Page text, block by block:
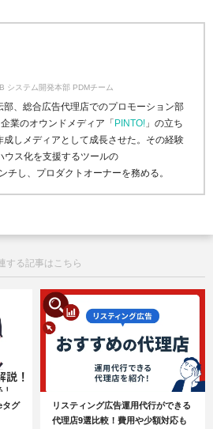
システム開発本部 PDMチーム
、総合広告代理店でのプロモーション部
業のオウンドメディア「PINTO! 」の立ち
成しメディアとして成長させた。その経験
ウス化を支援するツールの
チし、プロダクトオーナーを務める。
する記事はこちら
タグ
リスティング広告運用代行ができる
代理店9選比較！費用や少額対応も